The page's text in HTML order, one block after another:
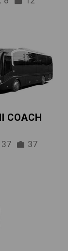
COACH
37 37